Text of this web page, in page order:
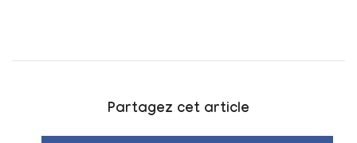
Partagez cet article